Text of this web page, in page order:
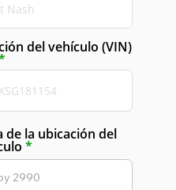
del vehículo (VIN)
de la ubicación del